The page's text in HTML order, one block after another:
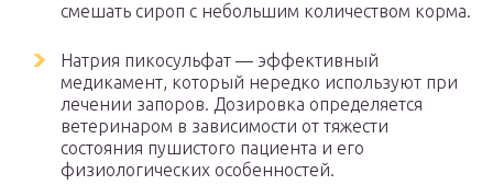
смешать сироп с небольшим количеством корма.
Натрия пикосульфат — эффективный
медикамент, который нередко используют при
лечении запоров. Дозировка определяется
ветеринаром в зависимости от тяжести
состояния пушистого пациента и его
физиологических особенностей.